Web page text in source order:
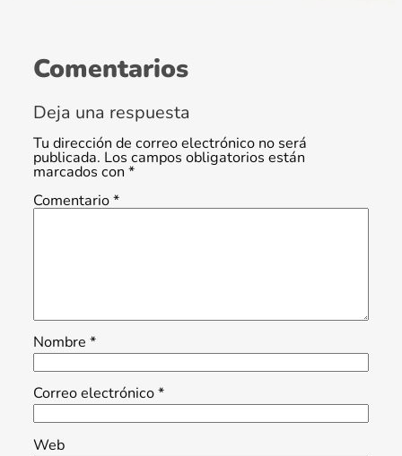
Comentarios
Deja una respuesta
Tu dirección de correo electrónico no será
publicada. Los campos obligatorios están
marcados con *
Comentario*
Nombre *
Correo electrónico*
Web